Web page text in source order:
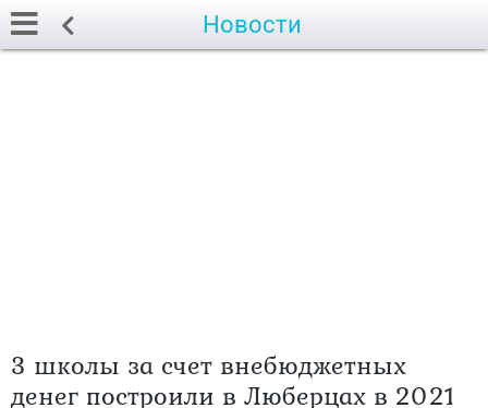
Новости
3 школы за счет внебюджетных
денег построили в Люберцах в 2021